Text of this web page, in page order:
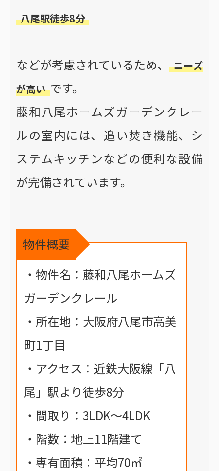
八尾駅徒歩8分
などが考慮されているため、 ニーズ
が高い です。
藤和八尾ホームズガーデンクレー
ルの室内には、追い焚き機能、シ
ステムキッチンなどの便利な設備
が完備されています。
物件概要
・物件名：藤和八尾ホームズ
ガーデンクレール
・所在地：大阪府八尾市高美
町1丁目
・アクセス：近鉄大阪線「八
尾」駅より徒歩8分
・間取り：3LDK～4LDK
・階数：地上11階建て
・専有面積：平均70㎡